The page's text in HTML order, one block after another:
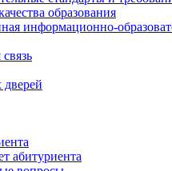
образования
информационно-
абитуриента